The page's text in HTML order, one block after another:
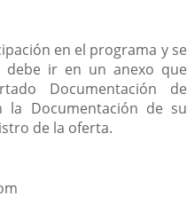
en el programa y se
ir en un anexo que
Documentación de
la Documentación de su
de la oferta.